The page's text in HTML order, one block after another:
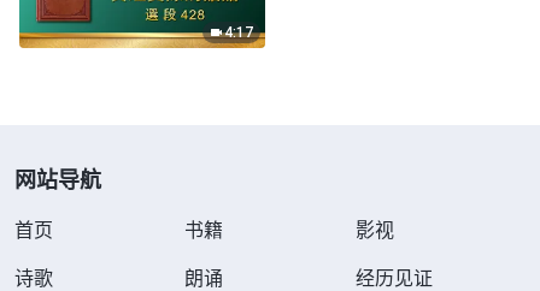
4:17
网站导航
首页 书籍
影视
诗歌
朗诵
经历见证